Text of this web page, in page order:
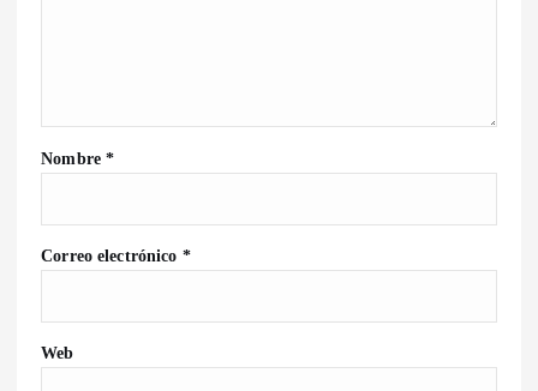
Nombre*
Correo electrónico *
Web